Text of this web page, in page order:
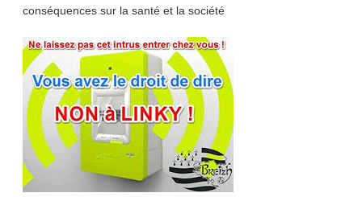
conséquences sur la santé et la société